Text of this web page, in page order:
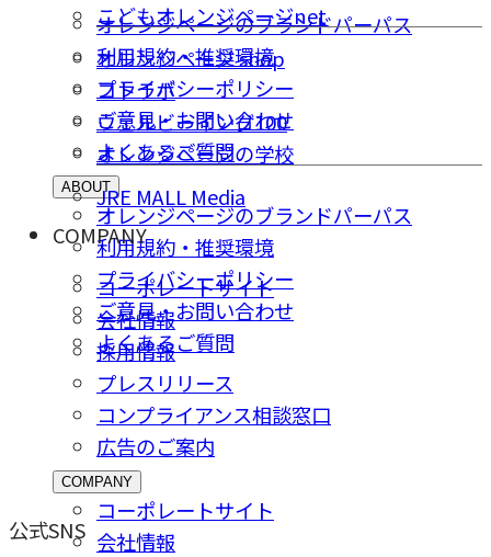
こどもオレンジページnet
オレンジページ shop
コトラボ
ウェルビーイング100
オレンジページの学校
JRE MALL Media
オレンジページのブランドパーパス
利用規約・推奨環境
プライバシーポリシー
ご意⾒・お問い合わせ
よくあるご質問
ABOUT
オレンジページのブランドパーパス
利用規約・推奨環境
プライバシーポリシー
ご意⾒・お問い合わせ
よくあるご質問
COMPANY
コーポレートサイト
会社情報
採⽤情報
プレスリリース
コンプライアンス相談窓⼝
広告のご案内
COMPANY
コーポレートサイト
会社情報
公式SNS